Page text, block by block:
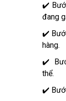
✔️
đang
✔️
hàng.
✔️
thể.
✔️